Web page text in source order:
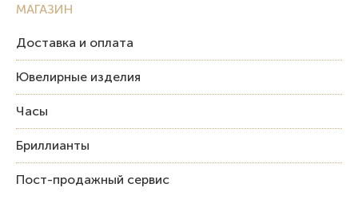
МАГАЗИН
Доставка и оплата
Ювелирные изделия
Часы
Бриллианты
Пост-продажный сервис